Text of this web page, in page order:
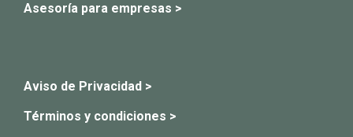
Asesoría para empresas >
Aviso de Privacidad >
Términos y condiciones >